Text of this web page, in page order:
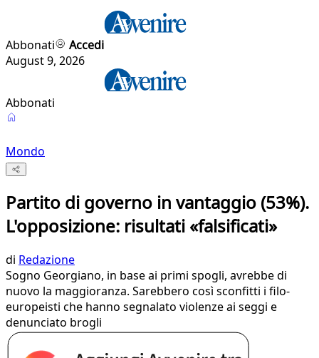
Abbonati
Accedi
August 9, 2026
Abbonati
Mondo
Partito di governo in vantaggio (53%).
L'opposizione: risultati «falsificati»
di Redazione
Sogno Georgiano, in base ai primi spogli, avrebbe di
nuovo la maggioranza. Sarebbero così sconfitti i filo-
europeisti che hanno segnalato violenze ai seggi e
denunciato brogli